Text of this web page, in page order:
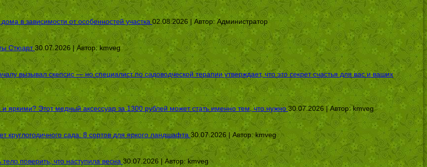
в зависимости от особенностей участка 02.08.2026 | Автор:Администратор
Стюарт 30.07.2026 | Автор:kmveg
вызывал скепсис — но специалист по садоводческой терапии утверждает, что это секрет счастья для вас и ваших
яркими? Этот медный аксессуар за 1300 рублей может стать именно тем, что нужно 30.07.2026 | Автор:kmveg
сада: 8 сортов для яркого ландшафта 30.07.2026 | Автор:kmveg
поверить, что наступила весна 30.07.2026 | Автор:kmveg